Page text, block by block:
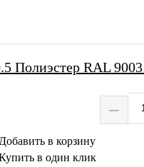
Полиэстер RAL
–
Добавить в корзину
в один клик